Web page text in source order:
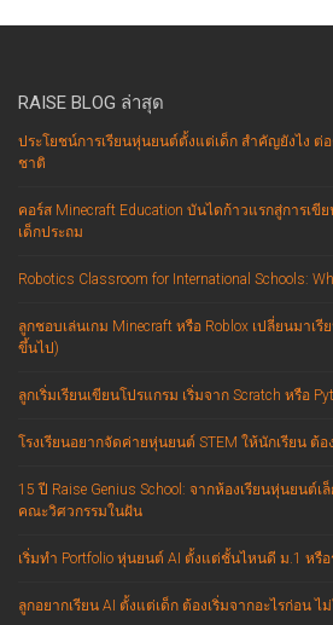
RAISE BLOG ล่าสุด
ประโยชน์การเรียนหุ่นยนต์ตั้งแต่เด็ก สำคัญยังไง ต่
ชาติ
คอร์ส Minecraft Education บันไดก้าวแรกสู่การเขี
เด็กประถม
Robotics Classroom for International Schools:
ลูกชอบเล่นเกม Minecraft หรือ Roblox เปลี่ยนมาเรี
ขึ้นไป)
ลูกเริ่มเรียนเขียนโปรแกรม เริ่มจาก Scratch หรือ
โรงเรียนอยากจัดค่ายหุ่นยนต์ STEM ให้นักเรียน ต้
15 ปี Raise Genius School: จากห้องเรียนหุ่นยนต์เ
คณะวิศวกรรมในฝัน
เริ่มทำ Portfolio หุ่นยนต์ AI ตั้งแต่ชั้นไหนดี ม.1 หรื
ลูกอยากเรียน AI ตั้งแต่เด็ก ต้องเริ่มจากอะไรก่อน ไ